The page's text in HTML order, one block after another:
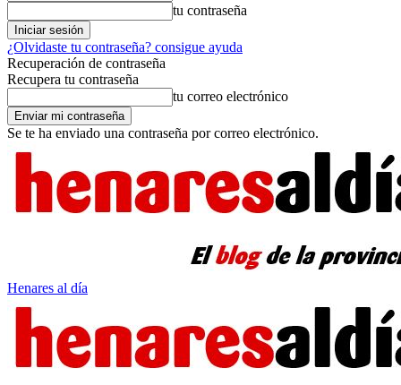
tu contraseña
¿Olvidaste tu contraseña? consigue ayuda
Recuperación de contraseña
Recupera tu contraseña
tu correo electrónico
Se te ha enviado una contraseña por correo electrónico.
Henares al día